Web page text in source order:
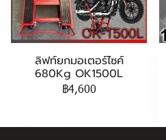
ลิฟท์ยกมอเตอร์ไซค์
680Kg OK1500L
฿4,600